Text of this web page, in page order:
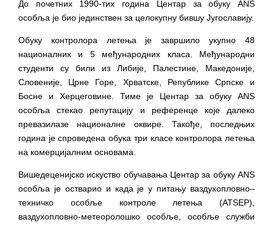
До почетних 1990-тих година Центар за обуку ANS
особља је био јединствен за целокупну бившу Југославију.
Обуку контролора летења је завршило укупно 48
националних и 5 међународних класа. Међународни
студенти су били из Либије, Палестине, Македоније,
Словеније, Црне Горе, Хрватске, Републике Српске и
Босне и Херцеговине. Тиме је Центар за обуку ANS
особља стекао репутацију и референце које далеко
превазилазе националне оквире. Такође, последњих
година је спроведена обука три класе контролора летења
на комерцијалним основама.
Вишедеценијско искуство обучавања Центар за обуку ANS
особља је остварио и када је у питању ваздухопловно–
техничко особље контроле летења (ATSEP),
ваздухопловно-метеоролошко особље, особље служби